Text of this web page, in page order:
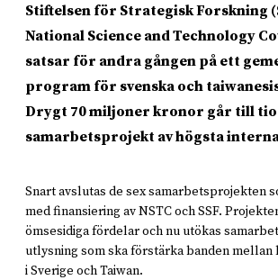
Stiftelsen för Strategisk Forskning
National Science and Technology
satsar för andra gången på ett
program för svenska och
Drygt 70 miljoner kronor går till
samarbetsprojekt av högsta
Snart avslutas de sex samarbetsprojekten
med finansiering av NSTC och SSF.
ömsesidiga fördelar och nu utökas
utlysning som ska förstärka banden mellan
i Sverige och Taiwan.